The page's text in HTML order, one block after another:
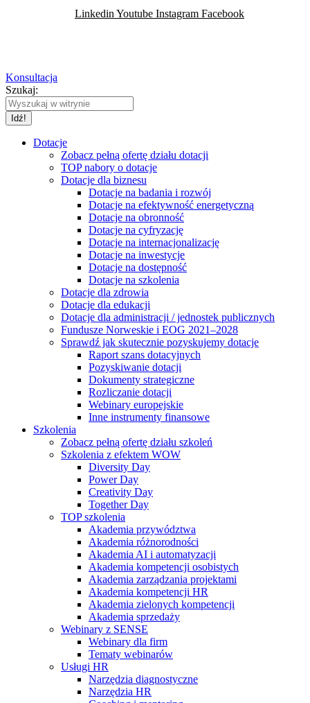
Linkedin Youtube Instagram Facebook
Konsultacja
Szukaj:
Dotacje
Zobacz pełną ofertę działu dotacji
TOP nabory o dotacje
Dotacje dla biznesu
Dotacje na badania i rozwój
Dotacje na efektywność energetyczną
Dotacje na obronność
Dotacje na cyfryzację
Dotacje na internacjonalizację
Dotacje na inwestycje
Dotacje na dostępność
Dotacje na szkolenia
Dotacje dla zdrowia
Dotacje dla edukacji
Dotacje dla administracji / jednostek publicznych
Fundusze Norweskie i EOG 2021–2028
Sprawdź jak skutecznie pozyskujemy dotacje
Raport szans dotacyjnych
Pozyskiwanie dotacji
Dokumenty strategiczne
Rozliczanie dotacji
Webinary europejskie
Inne instrumenty finansowe
Szkolenia
Zobacz pełną ofertę działu szkoleń
Szkolenia z efektem WOW
Diversity Day
Power Day
Creativity Day
Together Day
TOP szkolenia
Akademia przywództwa
Akademia różnorodności
Akademia AI i automatyzacji
Akademia kompetencji osobistych
Akademia zarządzania projektami
Akademia kompetencji HR
Akademia zielonych kompetencji
Akademia sprzedaży
Webinary z SENSE
Webinary dla firm
Tematy webinarów
Usługi HR
Narzędzia diagnostyczne
Narzędzia HR